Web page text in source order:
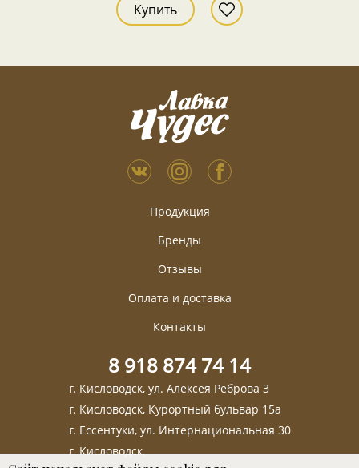
Купить
Продукция
Бренды
Отзывы
Оплата и доставка
Контакты
8 918 874 74 14
г. Кисловодск, ул. Алексея Реброва 3
г. Кисловодск, Курортный бульвар 15а
г. Ессентуки, ул. Интернациональная 30
г. Кисловодск,